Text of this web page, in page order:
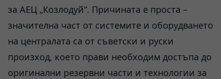
за АЕЦ „Козлодуй“. Причината е проста –
значителна част от системите и оборудването
на централата са от съветски и руски
произход, което прави необходим достъпа до
оригинални резервни части и технологии за